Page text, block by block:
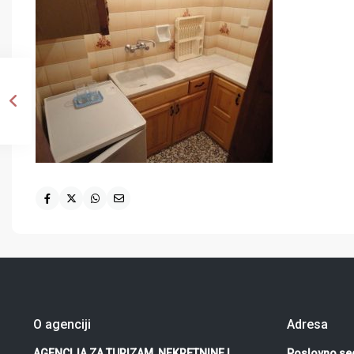
O agenciji Adresa